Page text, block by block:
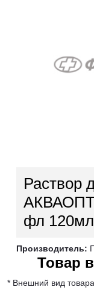
Раствор
фл
Производитель:
Товар
* Внешний вид